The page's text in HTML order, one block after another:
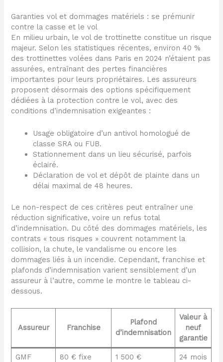
Garanties vol et dommages matériels : se prémunir
contre la casse et le vol
En milieu urbain, le vol de trottinette constitue un risque
majeur. Selon les statistiques récentes, environ 40 %
des trottinettes volées dans Paris en 2024 n’étaient pas
assurées, entraînant des pertes financières
importantes pour leurs propriétaires. Les assureurs
proposent désormais des options spécifiquement
dédiées à la protection contre le vol, avec des
conditions d’indemnisation exigeantes :
Usage obligatoire d’un antivol homologué de
classe SRA ou FUB.
Stationnement dans un lieu sécurisé, parfois
éclairé.
Déclaration de vol et dépôt de plainte dans un
délai maximal de 48 heures.
Le non-respect de ces critères peut entraîner une
réduction significative, voire un refus total
d’indemnisation. Du côté des dommages matériels, les
contrats « tous risques » couvrent notamment la
collision, la chute, le vandalisme ou encore les
dommages liés à un incendie. Cependant, franchise et
plafonds d’indemnisation varient sensiblement d’un
assureur à l’autre, comme le montre le tableau ci-
dessous.
Assureur Franchise
Plafond
d’indemnisation
Valeur à
neuf
garantie
GMF 80 € fixe 1 500 €
24 mois